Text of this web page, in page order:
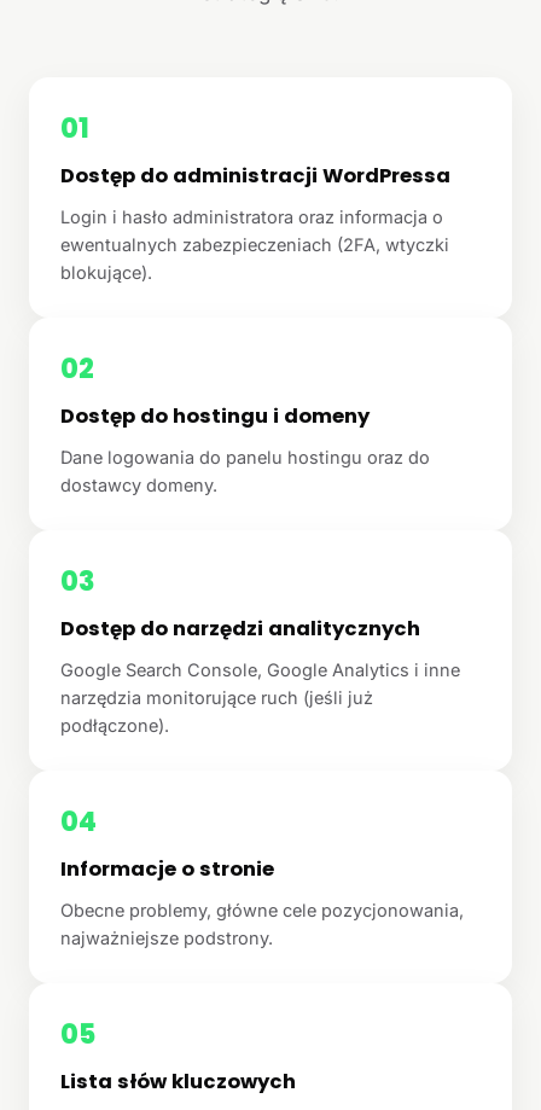
01
Dostęp do administracji WordPressa
Login i hasło administratora oraz informacja o
ewentualnych zabezpieczeniach (2FA, wtyczki
blokujące).
02
Dostęp do hostingu i domeny
Dane logowania do panelu hostingu oraz do
dostawcy domeny.
03
Dostęp do narzędzi analitycznych
Google Search Console, Google Analytics i inne
narzędzia monitorujące ruch (jeśli już
podłączone).
04
Informacje o stronie
Obecne problemy, główne cele pozycjonowania,
najważniejsze podstrony.
05
Lista słów kluczowych